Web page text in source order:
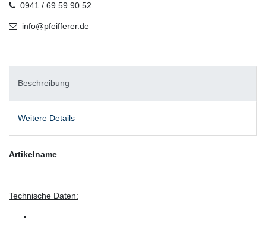
0941 / 69 59 90 52
info@pfeifferer.de
Beschreibung
Weitere Details
Artikelname
Technische Daten: